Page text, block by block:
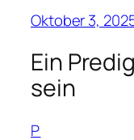
Oktober 3,
Ein
sein
P